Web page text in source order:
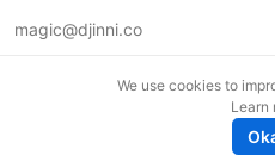
magic@djinni.co
We use cookies to
Learn